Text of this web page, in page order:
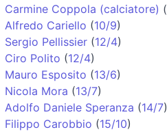
Carmine Coppola (calciatore) (
Alfredo Cariello (10/9)
Sergio Pellissier (12/4)
Ciro Polito (12/4)
Mauro Esposito (13/6)
Nicola Mora (13/7)
Adolfo Daniele Speranza (14/7)
Filippo Carobbio (15/10)